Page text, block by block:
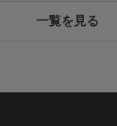
一覧を見る